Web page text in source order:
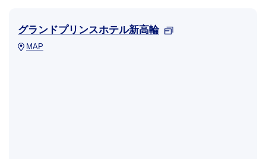
グランドプリンスホテル新高輪
MAP